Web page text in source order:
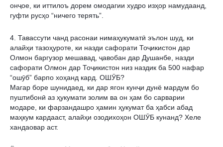
онҷое, ки иттилоъ дорем омодагии худро изҳор намудаанд,
гуфти русҳо “ничего терять”.
4. Тавассути чанд расонаи нимаҳукуматӣ эълон шуд, ки
алайҳи тазоҳуроте, ки назди сафорати Тоҷикистон дар
Олмон баргузор мешавад, ҷавобан дар Душанбе, назди
сафорати Олмон дар Тоҷикистон низ наздик ба 500 нафар
“ошӯб” барпо хоҳанд кард. ОШӮБ?
Магар боре шунидаед, ки дар ягон кунҷи дунё мардум бо
пуштибонӣ аз ҳукумати золим ва он ҳам бо сарварии
модаре, ки фарзандашро ҳамин ҳукумат ба ҳабси абад
маҳкум кардааст, алайҳи озодихоҳон ОШӮБ кунанд? Хеле
хандаовар аст.